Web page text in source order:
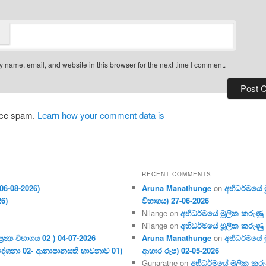
name, email, and website in this browser for the next time I comment.
spam. Learn how your comment data is
08-2026)
විභාගය 02 ) 04-07-2026
02- ආනාපානසති භාවනාව 01)
RECENT COMMENTS
Aruna Manathunge onඅභිධර්මයේ
විභාගය) 27-06-2026
Nilange onඅභිධර්මයේ මූලික කරුණු
Nilange onඅභිධර්මයේ මූලික කරුණු
Aruna Manathunge onඅභිධර්මයේ
ආහාර රූප) 02-05-2026
Gunaratne onඅභිධර්මයේ මූලික